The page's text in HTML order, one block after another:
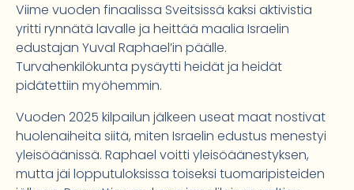
Viime vuoden finaalissa Sveitsissä kaksi aktivistia
yritti rynnätä lavalle ja heittää maalia Israelin
edustajan Yuval Raphael’in päälle.
Turvahenkilökunta pysäytti heidät ja heidät
pidätettiin myöhemmin.
Vuoden 2025 kilpailun jälkeen useat maat nostivat
huolenaiheita siitä, miten Israelin edustus menestyi
yleisöäänissä. Raphael voitti yleisöäänestyksen,
mutta jäi lopputuloksissa toiseksi tuomaripisteiden